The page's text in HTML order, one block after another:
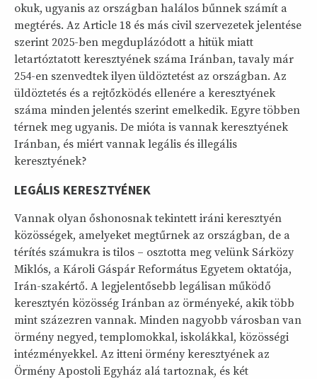
okuk, ugyanis az országban halálos bűnnek számít a
megtérés. Az Article 18 és más civil szervezetek jelentése
szerint 2025-ben megduplázódott a hitük miatt
letartóztatott keresztyének száma Iránban, tavaly már
254-en szenvedtek ilyen üldöztetést az országban. Az
üldöztetés és a rejtőzködés ellenére a keresztyének
száma minden jelentés szerint emelkedik. Egyre többen
térnek meg ugyanis. De mióta is vannak keresztyének
Iránban, és miért vannak legális és illegális
keresztyének?
LEGÁLIS KERESZTYÉNEK
Vannak olyan őshonosnak tekintett iráni keresztyén
közösségek, amelyeket megtűrnek az országban, de a
térítés számukra is tilos – osztotta meg velünk Sárközy
Miklós, a Károli Gáspár Református Egyetem oktatója,
Irán-szakértő. A legjelentősebb legálisan működő
keresztyén közösség Iránban az örményeké, akik több
mint százezren vannak. Minden nagyobb városban van
örmény negyed, templomokkal, iskolákkal, közösségi
intézményekkel. Az itteni örmény keresztyének az
Örmény Apostoli Egyház alá tartoznak, és két